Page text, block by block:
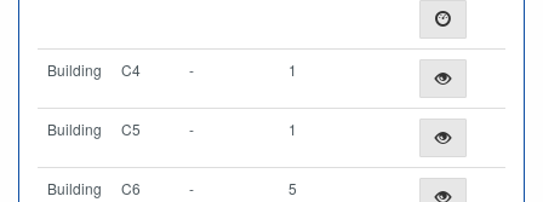
Building C4 - 1
Building C5 - 1
Building C6 - 5